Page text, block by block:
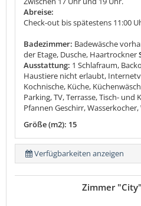
Abreise:
Check-out bis spätestens 11:00
Badezimmer: Badewäsche
der Etage, Dusche, Haartrockner
Ausstattung: 1 Schlafraum,
Haustiere nicht erlaubt,
Kochnische, Küche,
Parking, TV, Terrasse, Tisch- und
Pfannen Geschirr, Wasserkocher,
Größe (m2): 15
Verfügbarkeiten anzeigen
Zimmer "City"